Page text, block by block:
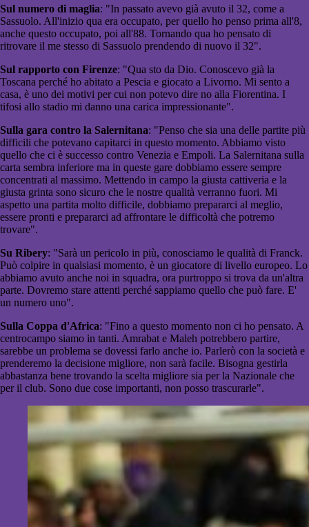
Sul numero di maglia: "In passato avevo già avuto il 32, come a
Sassuolo. All'inizio qua era occupato, per quello ho penso prima all'8,
anche questo occupato, poi all'88. Tornando qua ho pensato di
ritrovare il me stesso di Sassuolo prendendo di nuovo il 32".
Sul rapporto con Firenze: "Qua sto da Dio. Conoscevo già la
Toscana perché ho abitato a Pescia e giocato a Livorno. Mi sento a
casa, è uno dei motivi per cui non potevo dire no alla Fiorentina. I
tifosi allo stadio mi danno una carica impressionante".
Sulla gara contro la Salernitana: "Penso che sia una delle partite più
difficili che potevano capitarci in questo momento. Abbiamo visto
quello che ci è successo contro Venezia e Empoli. La Salernitana sulla
carta sembra inferiore ma in queste gare dobbiamo essere sempre
concentrati al massimo. Mettendo in campo la giusta cattiveria e la
giusta grinta sono sicuro che le nostre qualità verranno fuori. Mi
aspetto una partita molto difficile, dobbiamo prepararci al meglio,
essere pronti e prepararci ad affrontare le difficoltà che potremo
trovare".
Su Ribery: "Sarà un pericolo in più, conosciamo le qualità di Franck.
Può colpire in qualsiasi momento, è un giocatore di livello europeo. Lo
abbiamo avuto anche noi in squadra, ora purtroppo si trova da un'altra
parte. Dovremo stare attenti perché sappiamo quello che può fare. E'
un numero uno".
Sulla Coppa d'Africa: "Fino a questo momento non ci ho pensato. A
centrocampo siamo in tanti. Amrabat e Maleh potrebbero partire,
sarebbe un problema se dovessi farlo anche io. Parlerò con la società e
prenderemo la decisione migliore, non sarà facile. Bisogna gestirla
abbastanza bene trovando la scelta migliore sia per la Nazionale che
per il club. Sono due cose importanti, non posso trascurarle".